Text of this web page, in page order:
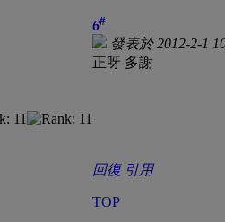
6#
發表於 2012-2-1
正呀 多謝
回復 引用
TOP